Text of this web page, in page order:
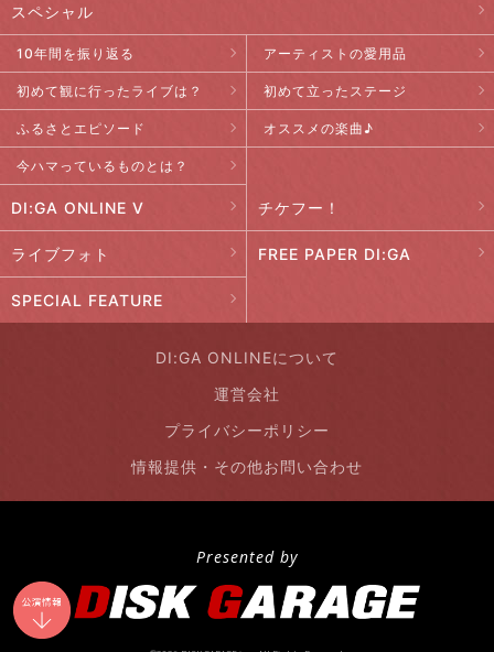
スペシャル
10年間を振り返る アーティストの愛用品
初めて観に行ったライブは？ 初めて立ったステージ
ふるさとエピソード オススメの楽曲♪
今ハマっているものとは？
DI:GA ONLINE V チケフー！
ライブフォト FREE PAPER DI:GA
SPECIAL FEATURE
DI:GA ONLINEについて
運営会社
プライバシーポリシー
情報提供・その他お問い合わせ
Presented by